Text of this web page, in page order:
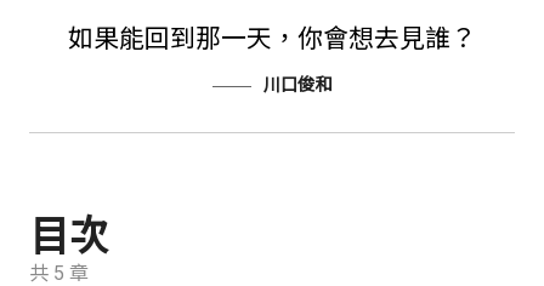
如果能回到那一天，你會想去見誰？
川口俊和
目次
共 5 章